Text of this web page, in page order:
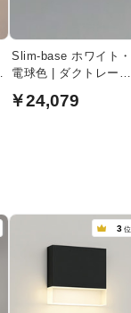
Slim-base ホワイト・
電球色 | ダクトレール
￥24,079
3 位